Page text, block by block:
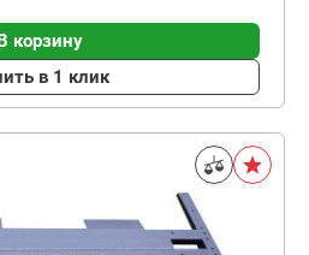
корзину
в 1 клик